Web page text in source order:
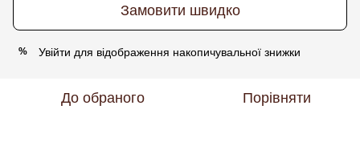
Замовити швидко
% Увійти для відображення накопичувальної знижки
До обраного Порівняти